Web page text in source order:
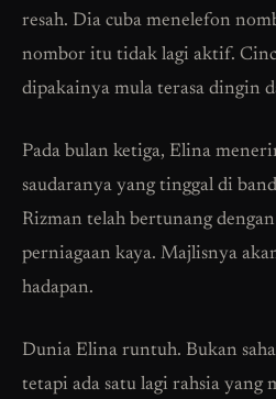
resah. Dia cuba menelefon
nombor itu tidak lagi aktif.
dipakainya mula terasa dingin
Pada bulan ketiga, Elina
saudaranya yang tinggal di
Rizman telah bertunang
perniagaan kaya. Majlisnya
hadapan.
Dunia Elina runtuh. Bukan
tetapi ada satu lagi rahsia yang